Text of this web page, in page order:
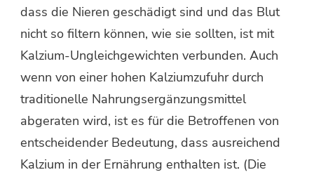
dass die Nieren geschädigt sind und das Blut
nicht so filtern können, wie sie sollten, ist mit
Kalzium-Ungleichgewichten verbunden. Auch
wenn von einer hohen Kalziumzufuhr durch
traditionelle Nahrungsergänzungsmittel
abgeraten wird, ist es für die Betroffenen von
entscheidender Bedeutung, dass ausreichend
Kalzium in der Ernährung enthalten ist. (Die